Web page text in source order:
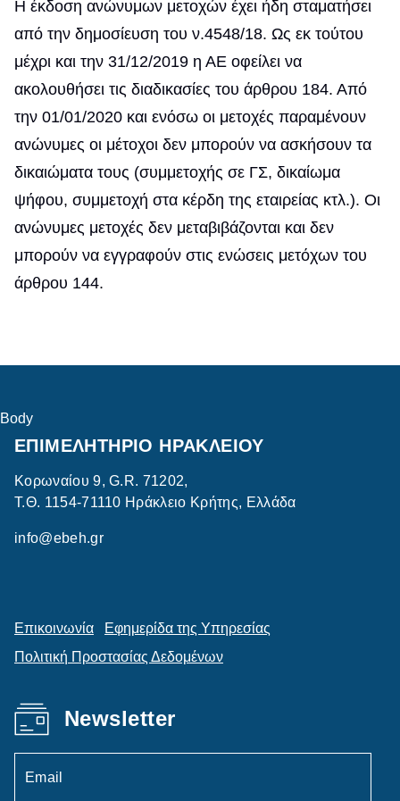
Η έκδοση ανώνυμων μετοχών έχει ήδη σταματήσει
από την δημοσίευση του ν.4548/18. Ως εκ τούτου
μέχρι και την 31/12/2019 η ΑΕ οφείλει να
ακολουθήσει τις διαδικασίες του άρθρου 184. Από
την 01/01/2020 και ενόσω οι μετοχές παραμένουν
ανώνυμες οι μέτοχοι δεν μπορούν να ασκήσουν τα
δικαιώματα τους (συμμετοχής σε ΓΣ, δικαίωμα
ψήφου, συμμετοχή στα κέρδη της εταιρείας κτλ.). Οι
ανώνυμες μετοχές δεν μεταβιβάζονται και δεν
μπορούν να εγγραφούν στις ενώσεις μετόχων του
άρθρου 144.
Body
ΕΠΙΜΕΛΗΤΗΡΙΟ ΗΡΑΚΛΕΙΟΥ
Κορωναίου 9, G.R. 71202,
Τ.Θ. 1154-71110 Ηράκλειο Κρήτης, Ελλάδα
info@ebeh.gr
Επικοινωνία
Εφημερίδα της Υπηρεσίας
Πολιτική Προστασίας Δεδομένων
Newsletter